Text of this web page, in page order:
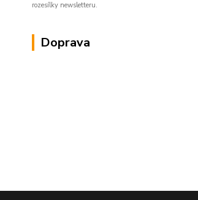
rozesílky newsletteru.
Doprava